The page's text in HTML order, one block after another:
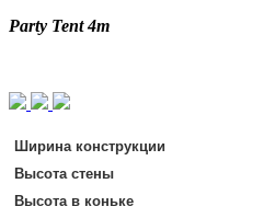
Party Tent 4m
Ширина конструкции
Высота стены
Высота в коньке